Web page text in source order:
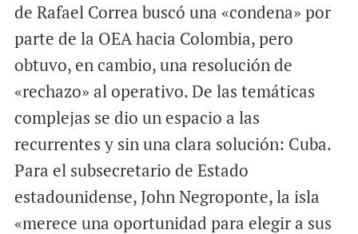
de Rafael Correa buscó una «condena» por
parte de la OEA hacia Colombia, pero
obtuvo, en cambio, una resolución de
«rechazo» al operativo. De las temáticas
complejas se dio un espacio a las
recurrentes y sin una clara solución: Cuba.
Para el subsecretario de Estado
estadounidense, John Negroponte, la isla
«merece una oportunidad para elegir a sus